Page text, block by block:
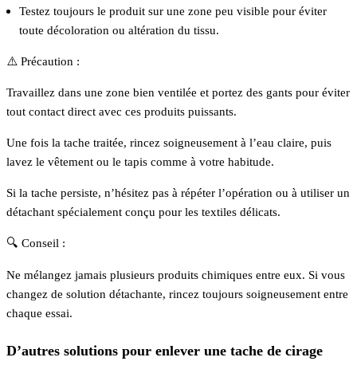
Testez toujours le produit sur une zone peu visible pour éviter
toute décoloration ou altération du tissu.
⚠️ Précaution :
Travaillez dans une zone bien ventilée et portez des gants pour éviter
tout contact direct avec ces produits puissants.
Une fois la tache traitée, rincez soigneusement à l’eau claire, puis
lavez le vêtement ou le tapis comme à votre habitude.
Si la tache persiste, n’hésitez pas à répéter l’opération ou à utiliser un
détachant spécialement conçu pour les textiles délicats.
🔍 Conseil :
Ne mélangez jamais plusieurs produits chimiques entre eux. Si vous
changez de solution détachante, rincez toujours soigneusement entre
chaque essai.
D’autres solutions pour enlever une tache de cirage